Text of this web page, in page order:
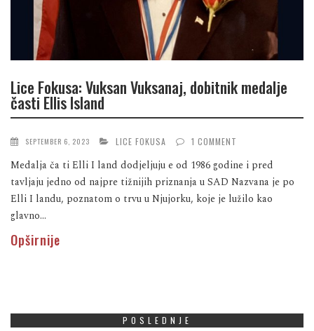
Lice Fokusa: Vuksan Vuksanaj, dobitnik medalje
časti Ellis Island
SEPTEMBER 6, 2023 LICE FOKUSA 1 COMMENT
Medalja ča ti Elli I land dodjeljuju e od 1986 godine i pred
tavljaju jedno od najpre tižnijih priznanja u SAD Nazvana je po
Elli I landu, poznatom o trvu u Njujorku, koje je lužilo kao
glavno...
Opširnije
POSLEDNJE